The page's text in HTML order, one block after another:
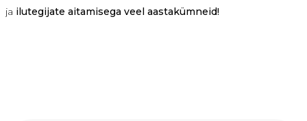
ja ilutegijate aitamisega veel aastakümneid!